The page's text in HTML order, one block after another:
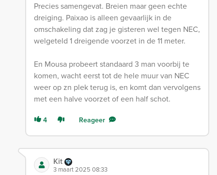
Precies samengevat. Breien maar geen echte
dreiging. Paixao is alleen gevaarlijk in de
omschakeling dat zag je gisteren wel tegen NEC,
welgeteld 1 dreigende voorzet in de 11 meter.
En Mousa probeert standaard 3 man voorbij te
komen, wacht eerst tot de hele muur van NEC
weer op zn plek terug is, en komt dan vervolgens
met een halve voorzet of een half schot.
4 Reageer
Kit
3 maart 2025 08:33